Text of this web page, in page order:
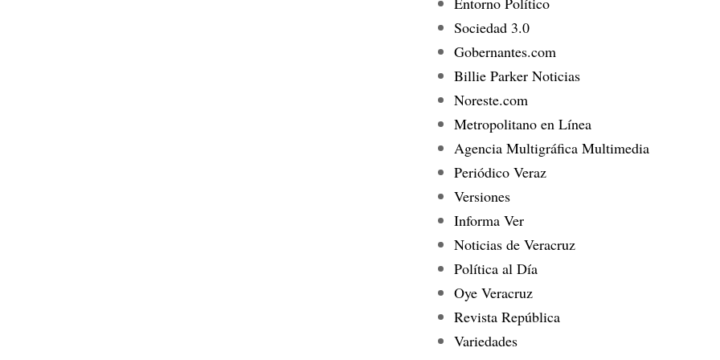
Sociedad 3.0
Gobernantes.com
Billie Parker Noticias
Noreste.com
Metropolitano en Línea
Agencia Multigráfica Multimedia
Periódico Veraz
Versiones
Informa Ver
Noticias de Veracruz
Política al Día
Oye Veracruz
Revista República
Variedades